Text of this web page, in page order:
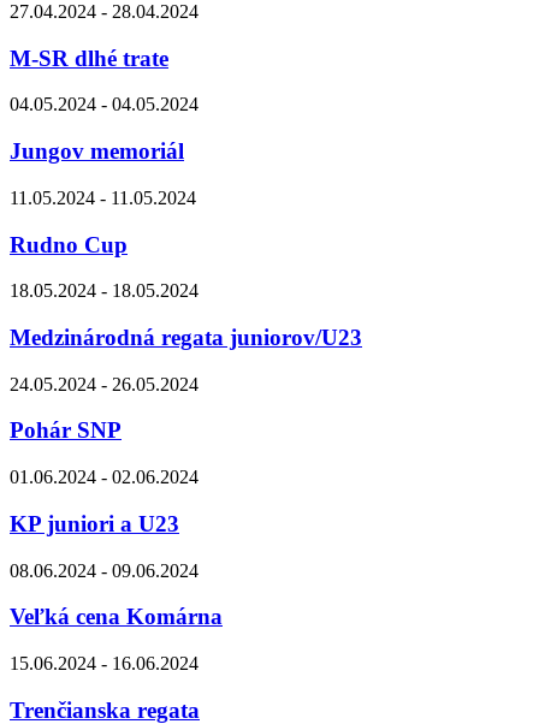
27.04.2024 - 28.04.2024
M-SR dlhé trate
04.05.2024 - 04.05.2024
Jungov memoriál
11.05.2024 - 11.05.2024
Rudno Cup
18.05.2024 - 18.05.2024
Medzinárodná regata juniorov/U23
24.05.2024 - 26.05.2024
Pohár SNP
01.06.2024 - 02.06.2024
KP juniori a U23
08.06.2024 - 09.06.2024
Veľká cena Komárna
15.06.2024 - 16.06.2024
Trenčianska regata